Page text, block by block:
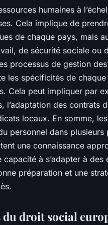
humaines à
Cela implique de
de chaque pays, mais
de sécurité sociale ou
processus de gestion
les spécificités de
Cela peut impliquer par
l’adaptation des contrats
locaux. En somme,
personnel dans plusieurs
une connaissance
capacité à s’adapter à
préparation et une
droit social